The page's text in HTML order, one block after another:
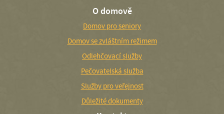
O domově
Domov pro seniory
Domov se zvláštním režimem
Odlehčovací služby
Pečovatelská služba
Služby pro veřejnost
Důležité dokumenty